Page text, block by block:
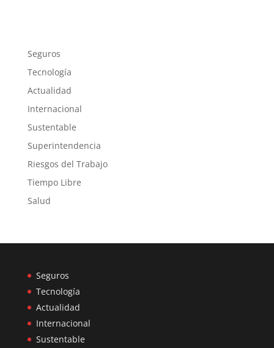
Seguros
Tecnología
Actualidad
Internacional
Sustentable
Superintendencia
Riesgos del Trabajo
Tiempo Libre
Salud
Seguros
Tecnología
Actualidad
Internacional
Sustentable